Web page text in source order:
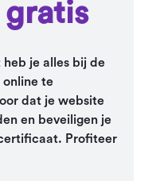
gratis
je alles bij de
online te
dat je website
en beveiligen je
Profiteer